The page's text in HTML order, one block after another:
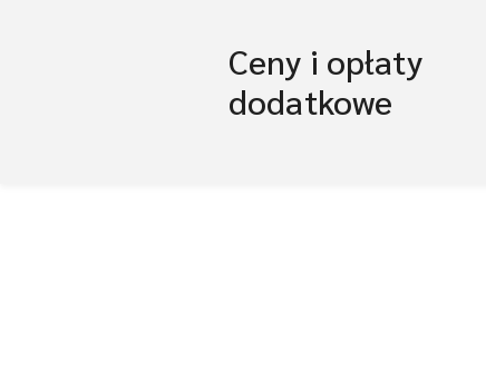
Ceny i opłaty
dodatkowe